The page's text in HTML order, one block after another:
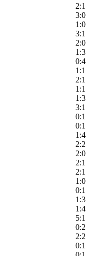
2:1
3:0
1:0
3:1
2:0
1:3
0:4
1:1
2:1
1:1
1:3
3:1
0:1
0:1
1:4
2:2
2:0
2:1
2:1
1:0
0:1
1:3
1:4
5:1
0:2
2:2
0:1